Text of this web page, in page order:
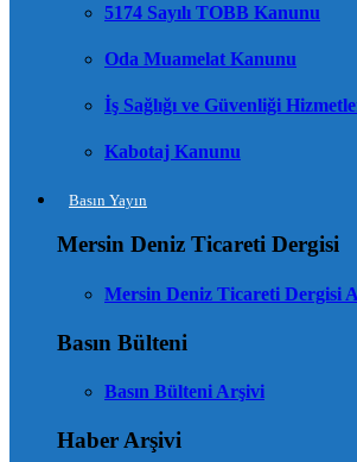
5174 Sayılı TOBB Kanunu
Oda Muamelat Kanunu
İş Sağlığı ve Güvenliği
Kabotaj Kanunu
Basın Yayın
Mersin Deniz Ticareti Dergisi
Mersin Deniz Ticareti Dergisi
Basın Bülteni
Basın Bülteni Arşivi
Haber Arşivi